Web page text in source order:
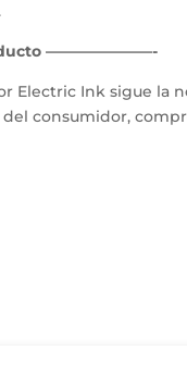
———————-
Electric Ink sigue la
consumidor,